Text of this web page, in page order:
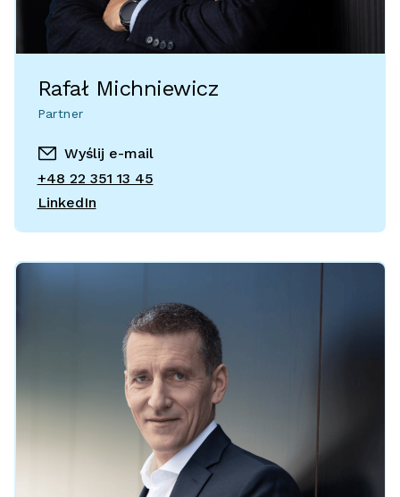
Rafał Michniewicz
Partner
Wyślij e-mail
+48 22 351 13 45
LinkedIn